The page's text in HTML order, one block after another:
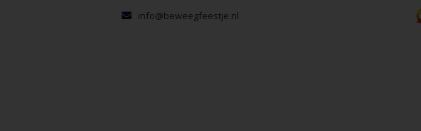
info@beweegfeestje.nl